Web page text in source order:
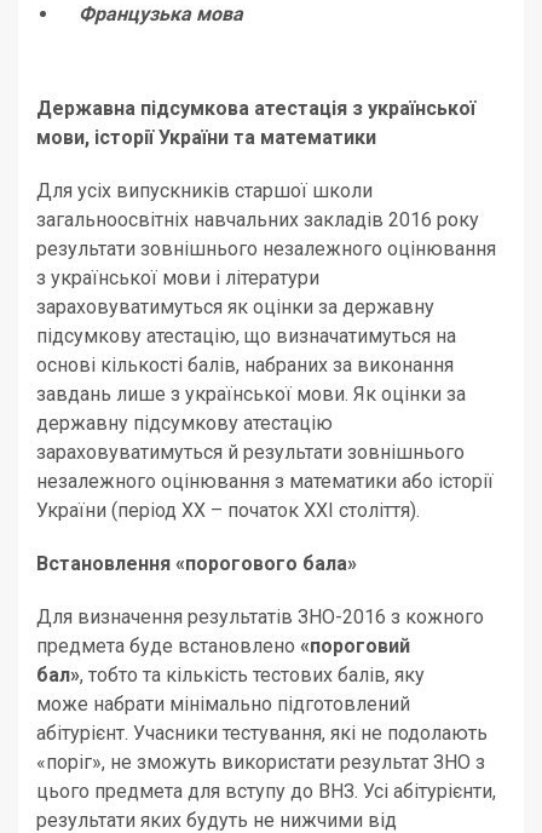
Французька мова
Державна підсумкова атестація з української
мови, історії України та математики
Для усіх випускників старшої школи
загальноосвітніх навчальних закладів 2016 року
результати зовнішнього незалежного оцінювання
з української мови і літератури
зараховуватимуться як оцінки за державну
підсумкову атестацію, що визначатимуться на
основі кількості балів, набраних за виконання
завдань лише з української мови. Як оцінки за
державну підсумкову атестацію
зараховуватимуться й результати зовнішнього
незалежного оцінювання з математики або історії
України (період ХХ – початок ХХІ століття).
Встановлення «порогового бала»
Для визначення результатів ЗНО-2016 з кожного
предмета буде встановлено «пороговий
бал», тобто та кількість тестових балів, яку
може набрати мінімально підготовлений
абітурієнт. Учасники тестування, які не подолають
«поріг», не зможуть використати результат ЗНО з
цього предмета для вступу до ВНЗ. Усі абітурієнти,
результати яких будуть не нижчими від